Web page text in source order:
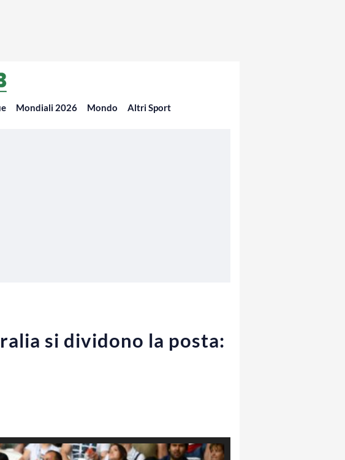
Mondiali 2026 Mondo Altri Sport
si dividono la posta: